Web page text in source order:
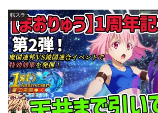
転スラ